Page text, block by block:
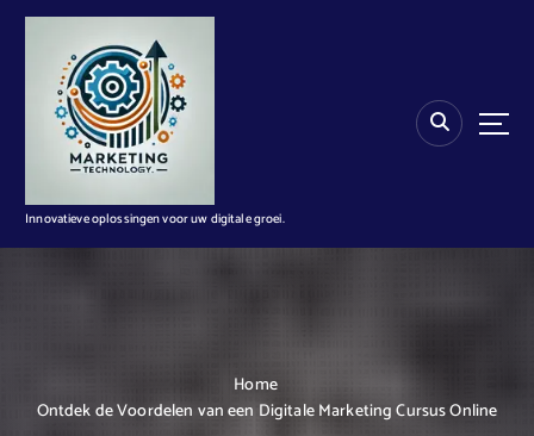
n
Innovatieve oplossingen voor uw digitale groei.
Home
Ontdek de Voordelen van een Digitale Marketing Cursus Online